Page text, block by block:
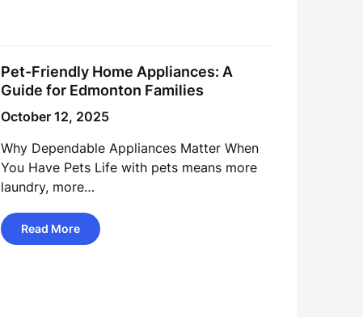
Pet-Friendly Home Appliances: A
Guide for Edmonton Families
October 12, 2025
Why Dependable Appliances Matter When
You Have Pets Life with pets means more
laundry, more…
Read More